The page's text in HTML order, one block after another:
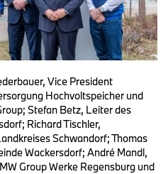
Vice President
Hochvoltspeicher und
Stefan Betz, Leiter des
Richard Tischler,
Schwandorf; Thomas
Wackersdorf; André Mandl,
Group Werke Regensburg und